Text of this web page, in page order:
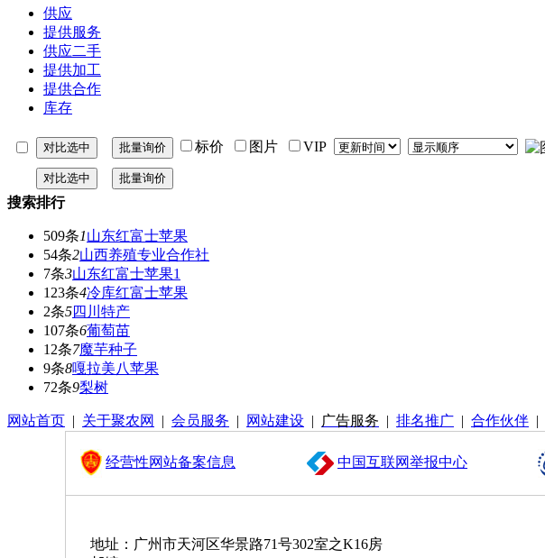
供应
提供服务
供应二手
提供加工
提供合作
库存
标价 图片 VIP
搜索排行
509条1山东红富士苹果
54条2山西养殖专业合作社
7条3山东红富士苹果1
123条4冷库红富士苹果
2条5四川特产
107条6葡萄苗
12条7魔芋种子
9条8嘎拉美八苹果
72条9梨树
网站首页 | 关于聚农网 | 会员服务 | 网站建设 | 广告服务 | 排名推广 | 合作伙伴 |
经营性网站备案信息 中国互联网举报中心
地址：广州市天河区华景路71号302室之K16房